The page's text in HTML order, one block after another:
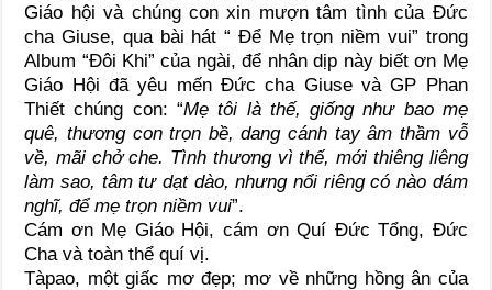
Giáo hội và chúng con xin mượn tâm tình của Đức
cha Giuse, qua bài hát “ Để Mẹ trọn niềm vui” trong
Album “Đôi Khi” của ngài, để nhân dịp này biết ơn Mẹ
Giáo Hội đã yêu mến Đức cha Giuse và GP Phan
Thiết chúng con: “Mẹ tôi là thế, giống như bao mẹ
quê, thương con trọn bề, dang cánh tay âm thầm vỗ
về, mãi chở che. Tình thương vì thế, mới thiêng liêng
làm sao, tâm tư dạt dào, nhưng nổi riêng có nào dám
nghĩ, để mẹ trọn niềm vui”.
Cám ơn Mẹ Giáo Hội, cám ơn Quí Đức Tổng, Đức
Cha và toàn thể quí vị.
Tàpao, một giấc mơ đẹp; mơ về những hồng ân của